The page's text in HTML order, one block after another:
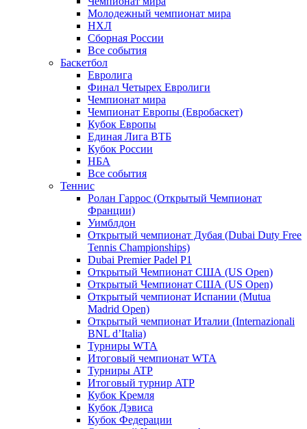
Молодежный чемпионат мира
НХЛ
Сборная России
Все события
Баскетбол
Евролига
Финал Четырех Евролиги
Чемпионат мира
Чемпионат Европы (Евробаскет)
Кубок Европы
Единая Лига ВТБ
Кубок России
НБА
Все события
Теннис
Ролан Гаррос (Открытый Чемпионат
Франции)
Уимблдон
Открытый чемпионат Дубая (Dubai Duty Free
Tennis Championships)
Dubai Premier Padel P1
Открытый Чемпионат США (US Open)
Открытый Чемпионат США (US Open)
Открытый чемпионат Испании (Mutua
Madrid Open)
Открытый чемпионат Италии (Internazionali
BNL d’Italia)
Турниры WTA
Итоговый чемпионат WTA
Турниры ATP
Итоговый турнир ATP
Кубок Кремля
Кубок Дэвиса
Кубок Федерации